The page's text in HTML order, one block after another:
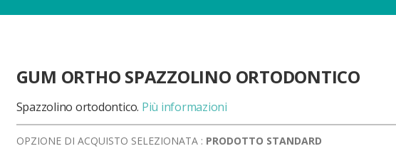
GUM ORTHO SPAZZOLINO ORTODONTICO
Spazzolino ortodontico. Più informazioni
OPZIONE DI ACQUISTO SELEZIONATA : PRODOTTO STANDARD